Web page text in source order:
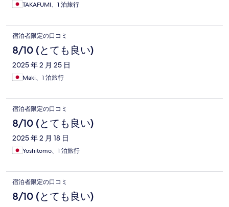
TAKAFUMI、1 泊旅行
宿泊者限定の口コミ
8/10 (とても良い)
2025 年 2 月 25 日
Maki、1 泊旅行
宿泊者限定の口コミ
8/10 (とても良い)
2025 年 2 月 18 日
Yoshitomo、1 泊旅行
宿泊者限定の口コミ
8/10 (とても良い)